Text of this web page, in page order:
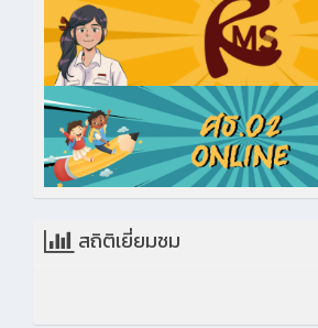
สถิติเยี่ยมชม